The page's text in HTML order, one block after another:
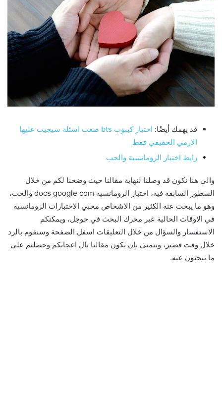
قد يهمك أيضًا:
اختبار كيبوب bts صعب اسئلة سيجيب عليها
الارمي الحقيقي فقط
رابط اختبار الرومانسية والحب
والى هنا نكون قد وصلنا لنهاية مقالنا حيث وضحنا لكم من خلال
السطور السابقة فيه، اختبار الرومانسية docs google com والحب،
وهو ما يبحث عنه الكثير من الاشخاص محبي الاختبارات الرومانسية
في الاوقات الحالية عبر محرك البحث في جوجل، ويمكنكم
الاستفسار والسؤال من خلال التعليقات اسفل الصفحة وسنقوم بالرد
خلال وقت قصير، ونتمنى بان يكون مقالنا نال اعجابكم وحصلتم على
ما تبحثون عنه.